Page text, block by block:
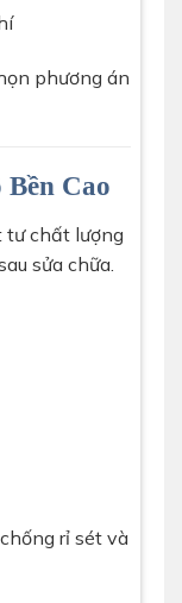
phương án
Cao
tư chất lượng
sửa chữa.
rỉ sét và